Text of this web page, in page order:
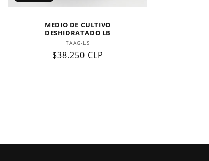
MEDIO DE CULTIVO
DESHIDRATADO LB
Proveedor:
TAAG-LS
Precio
$38.250 CLP